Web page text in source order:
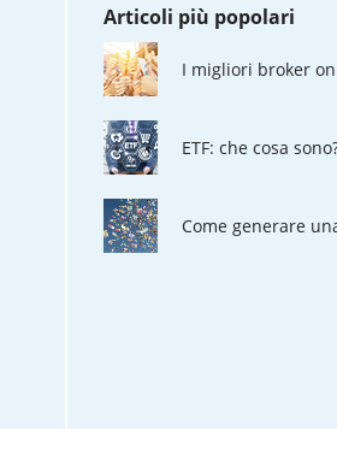
Articoli più popolari
I migliori broker
ETF: che cosa
Come generare